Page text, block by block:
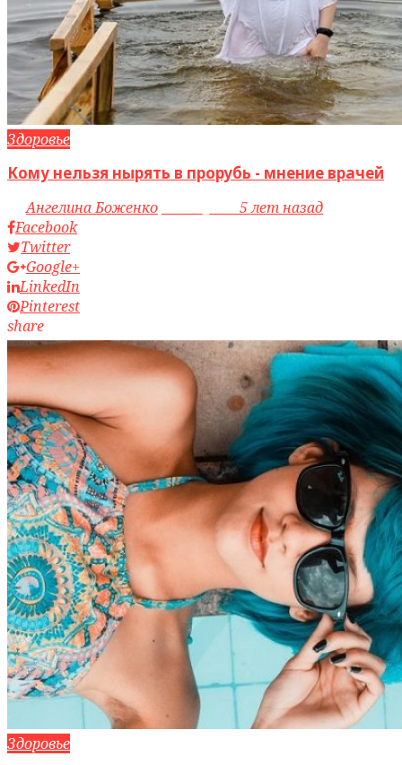
Здоровье
Кому нельзя нырять в прорубь - мнение врачей
byАнгелина Боженко
5 лет назад
Facebook
Twitter
Google+
LinkedIn
Pinterest
share
Здоровье